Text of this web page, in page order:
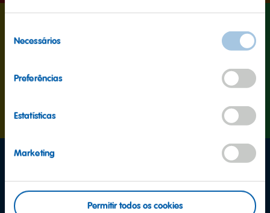
deNecessários
Preferências
Estatísticas
Marketing
Permitir todos os cookies